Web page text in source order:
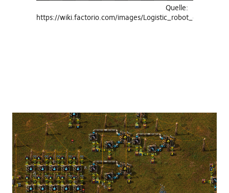
Quelle:
https://wiki.factorio.com/images/Logistic_robot_demo.gif